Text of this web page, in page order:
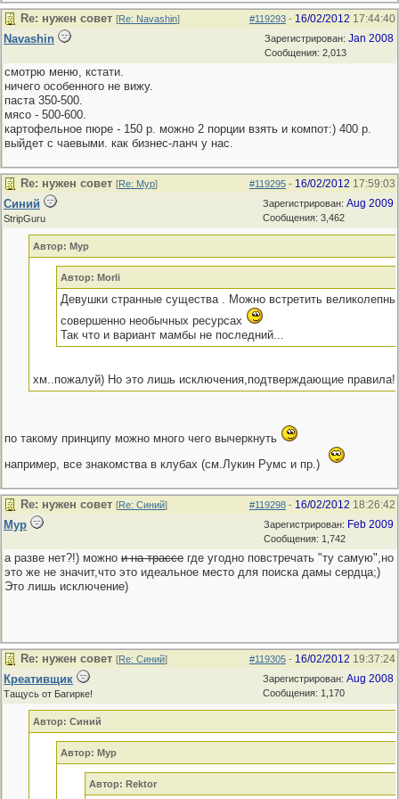
#119293 - 16/02/2012 17:44:40
Re: нужен совет [Re: Navashin]
Зарегистрирован: Jan 2008
Сообщения: 2,013
Navashin
смотрю меню, кстати.
ничего особенного не вижу.
паста 350-500.
мясо - 500-600.
картофельное пюре - 150 р. можно 2 порции взять и компот:) 400 р.
выйдет с чаевыми. как бизнес-ланч у нас.
#119295 - 16/02/2012 17:59:03
Re: нужен совет [Re: Мур]
Зарегистрирован: Aug 2009
Сообщения: 3,462
Синий
StripGuru
Автор: Мур
Автор: Morli
Девушки странные существа . Можно встретить
совершенно необычных ресурсах
Так что и вариант мамбы не последний...
хм..пожалуй) Но это лишь исключения,подтверждающие правила!
по такому принципу можно много чего вычеркнуть
например, все знакомства в клубах (см.Лукин Румс и пр.)
#119298 - 16/02/2012 18:26:42
Re: нужен совет [Re: Синий]
Зарегистрирован: Feb 2009
Сообщения: 1,742
Мур
а разве нет?!) можно и на трассе где угодно повстречать "ту самую",но
это же не значит,что это идеальное место для поиска дамы сердца;)
Это лишь исключение)
#119305 - 16/02/2012 19:37:24
Re: нужен совет [Re: Синий]
Зарегистрирован: Aug 2008
Сообщения: 1,170
Креативщик
Тащусь от Багирке!
Автор: Синий
Автор: Мур
Автор: Rektor